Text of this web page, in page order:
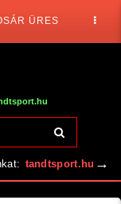
ÜRES
tandtsport.hu →